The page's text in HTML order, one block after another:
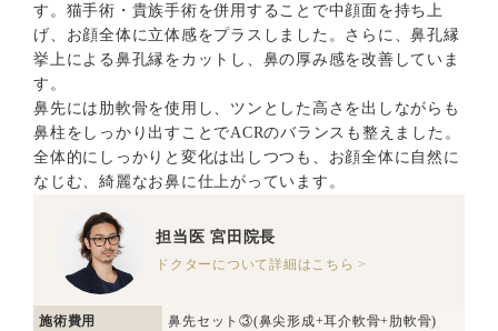
す。猫手術・貴族手術を併用することで中顔面を持ち上
げ、お顔全体に立体感をプラスしました。さらに、鼻孔縁
挙上による鼻孔縁をカットし、鼻の厚み感を改善していま
す。
鼻先には肋軟骨を使用し、ツンとした高さを出しながらも
鼻柱をしっかり出すことでACRのバランスも整えました。
全体的にしっかりと変化は出しつつも、お顔全体に自然に
なじむ、綺麗なお鼻に仕上がっています。
担当医 宮田院長
ドクターについて詳細はこちら >
施術費用
鼻先セット③(鼻尖形成+耳介軟骨+肋軟骨)